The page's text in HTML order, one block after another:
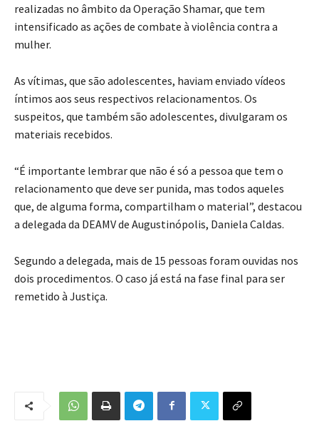
realizadas no âmbito da Operação Shamar, que tem
intensificado as ações de combate à violência contra a
mulher.
As vítimas, que são adolescentes, haviam enviado vídeos
íntimos aos seus respectivos relacionamentos. Os
suspeitos, que também são adolescentes, divulgaram os
materiais recebidos.
“É importante lembrar que não é só a pessoa que tem o
relacionamento que deve ser punida, mas todos aqueles
que, de alguma forma, compartilham o material”, destacou
a delegada da DEAMV de Augustinópolis, Daniela Caldas.
Segundo a delegada, mais de 15 pessoas foram ouvidas nos
dois procedimentos. O caso já está na fase final para ser
remetido à Justiça.